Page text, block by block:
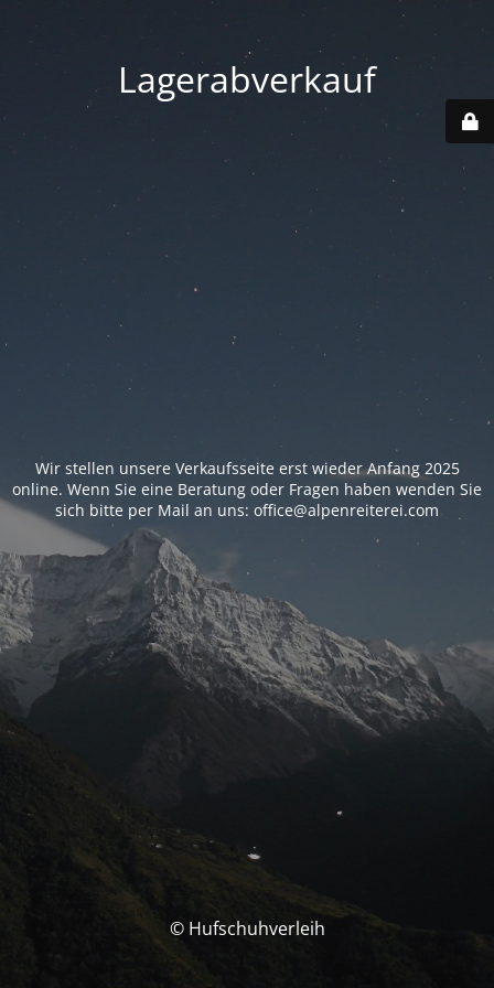
Lagerabverkauf
Wir stellen unsere Verkaufsseite erst wieder Anfang 2025
online. Wenn Sie eine Beratung oder Fragen haben wenden Sie
sich bitte per Mail an uns: office@alpenreiterei.com
© Hufschuhverleih